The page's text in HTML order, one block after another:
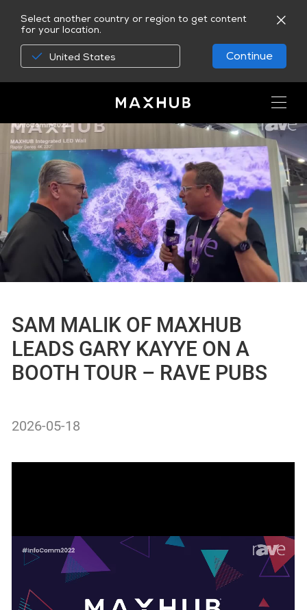
Select another country or region to get content
for your location.
United States Continue
SAM MALIK OF MAXHUB
LEADS GARY KAYYE ON A
BOOTH TOUR – RAVE PUBS
2026-05-18